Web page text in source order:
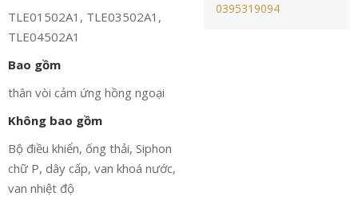
TLE01502A1, TLE03502A1,
TLE04502A1
Bao gồm
thân vòi cảm ứng hồng ngoại
Không bao gồm
Bộ điều khiển, ống thải, Siphon
chữ P, dây cấp, van khoá nước,
van nhiệt độ
0395319094